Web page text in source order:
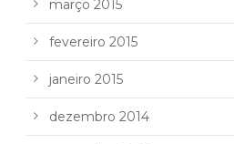
março 2015
fevereiro 2015
janeiro 2015
dezembro 2014